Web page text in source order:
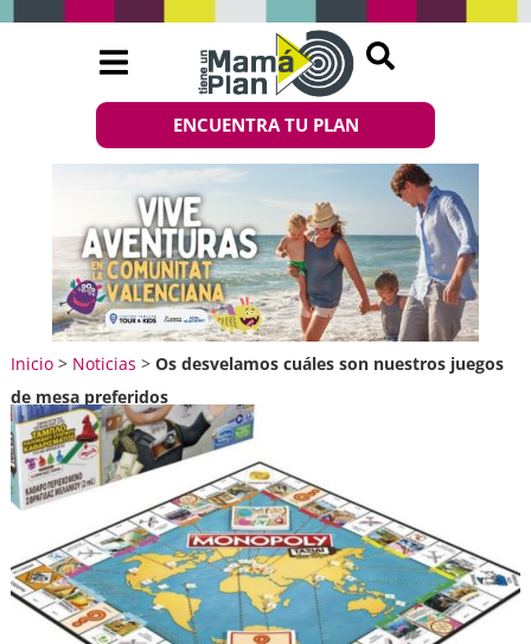
ENCUENTRA TU PLAN
Inicio> Noticias > Os desvelamos cuáles son nuestros juegos
de mesa preferidos